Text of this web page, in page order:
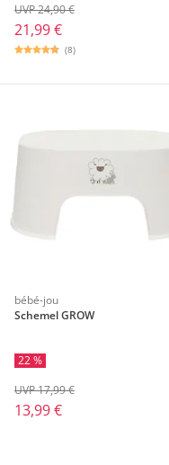
21,99 €
UVP 24,90 €
(8)
bébé-jou
Schemel GROW
22 %
13,99 €
UVP 17,99 €